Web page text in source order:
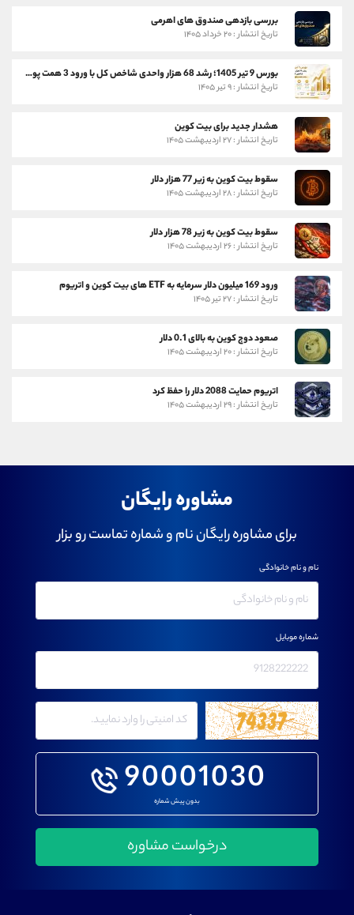
بررسی بازدهی صندوق های اهرمی
تاریخ انتشار : ۲۰ خرداد ۱۴۰۵
بورس 9 تیر 1405؛ رشد 68 هزار واحدی شاخص کل با ورود 3 همت پول حقیقی
تاریخ انتشار : ۹ تیر ۱۴۰۵
هشدار جدید برای بیت کوین
تاریخ انتشار : ۲۷ اردیبهشت ۱۴۰۵
سقوط بیت کوین به زیر 77 هزار دلار
تاریخ انتشار : ۲۸ اردیبهشت ۱۴۰۵
سقوط بیت کوین به زیر 78 هزار دلار
تاریخ انتشار : ۲۶ اردیبهشت ۱۴۰۵
ورود 169 میلیون دلار سرمایه به ETF های بیت کوین و اتریوم
تاریخ انتشار : ۲۷ تیر ۱۴۰۵
صعود دوج کوین به بالای 0.1 دلار
تاریخ انتشار : ۲۰ اردیبهشت ۱۴۰۵
اتریوم حمایت 2088 دلار را حفظ کرد
تاریخ انتشار : ۲۹ اردیبهشت ۱۴۰۵
مشاوره رایگان
برای مشاوره رایگان نام و شماره تماست رو بزار
90001030
بدون پیش شماره
نام و نام خانوادگی
شماره موبایل